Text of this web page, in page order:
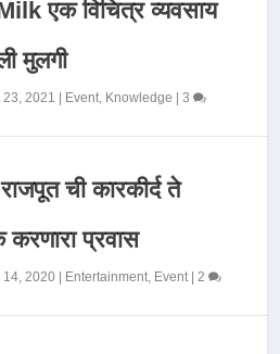
एक विचित्र व्यवसाय
मुलगी
23, 2021 Event, Knowledge |3
ची कारकीर्द ते
प्रवास
14, 2020 Entertainment, Event|2